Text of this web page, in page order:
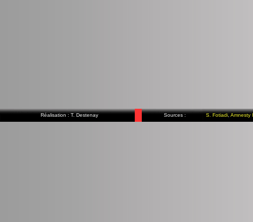
Réalisation : T. Destenay Sources : S. Fotiadi Amnesty